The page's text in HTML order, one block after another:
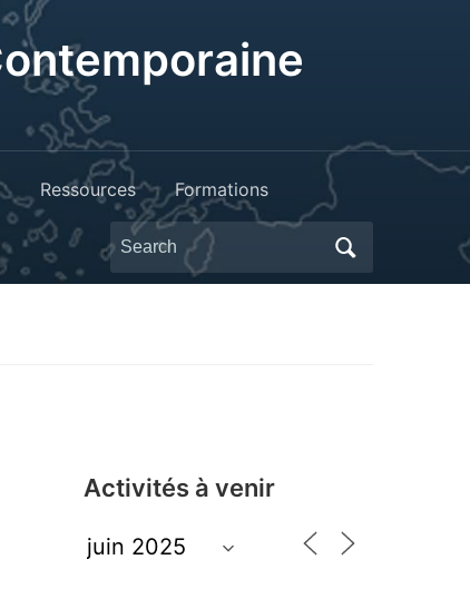
Ressources Formations
Search
for:
Activités à venir